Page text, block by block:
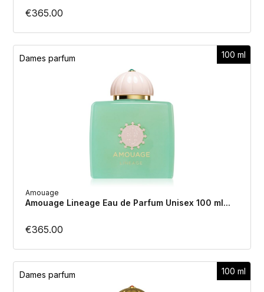
€365.00
100 ml
Dames parfum
Amouage
Amouage Lineage Eau de Parfum Unisex 100 ml...
€365.00
100 ml
Dames parfum